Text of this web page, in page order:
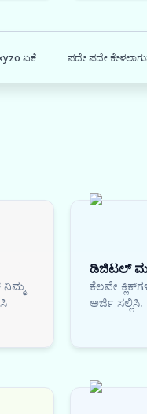
ಏಕೆ ಪದೇ ಪದೇ
ನಿಮ್ಮ
ಡಿಜಿಟಲ್
ಕೆಲವೇ
ಅರ್ಜಿ ಸಲ್ಲಿಸಿ.